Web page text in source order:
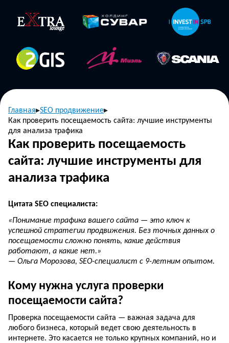
Главная SEO продвижение
Как проверить посещаемость сайта: лучшие инструменты
для анализа трафика
Как проверить посещаемость
сайта: лучшие инструменты для
анализа трафика
Цитата SEO специалиста:
«Понимание трафика вашего сайта — это ключ к
успешной стратегии продвижения. Без точных данных о
посещаемости сложно понять, какие действия
работают, а какие нет.»
— Ольга Морозова, SEO-специалист с 9-летним опытом.
Кому нужна услуга проверки
посещаемости сайта?
Проверка посещаемости сайта — важная задача для
любого бизнеса, который ведет свою деятельность в
интернете. Это касается не только крупных компаний, но и